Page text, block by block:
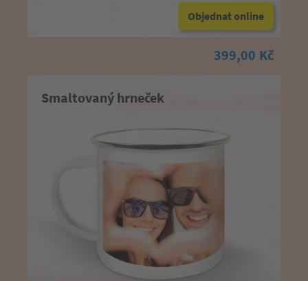
Objednat online
399,00 Kč
Smaltovaný hrneček